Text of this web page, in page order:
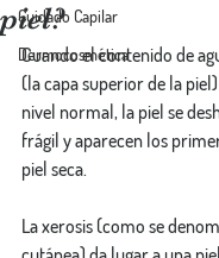
Cuidado Capilar
Dermocosmética
piel?
Cuando el contenido de
(la capa superior de la
nivel normal, la piel se
frágil y aparecen los
piel seca.
La xerosis (como se